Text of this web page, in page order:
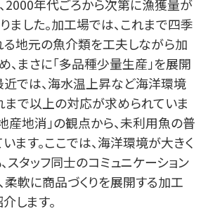
2000年代ごろから次第に漁獲量が
ました。加工場では、これまで四季
地元の魚介類を工夫しながら加
、まさに「多品種少量生産」を展開
近では、海水温上昇など海洋環境
まで以上の対応が求められていま
地産地消」の観点から、未利用魚の普
ます。ここでは、海洋環境が大きく
スタッフ同士のコミュニケーション
柔軟に商品づくりを展開する加工
します。